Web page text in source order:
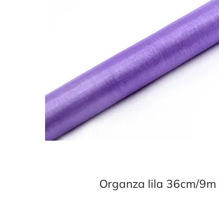
Organza lila 36cm/9m